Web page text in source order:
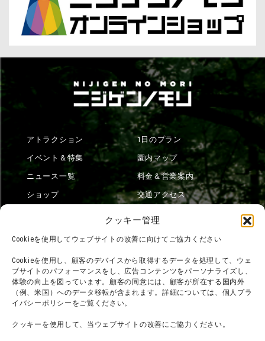
クッキー管理
Cookieを使用してウェブサイトの改善に向けてご協力ください
Cookieを使用し、顧客のデバイスから取得するデータを処理して、ウェ
ブサイトのパフォーマンスをし、広告コンテンツをパーソナライズし、
体験の向上を図っています。顧客の同意には、顧客が所在する国内外
（例、米国）へのデータ移転が含まれます。詳細については、個人プラ
イバシーポリシーをご覧ください。
クッキーを使用して、当ウェブサイトの改善にご協力ください。
アトラクション
イベント＆特集
ニュース一覧
ショップ
1日のプラン
園内マップ
料金＆営業案内
交通アクセス
団体利用について メディア掲載実績